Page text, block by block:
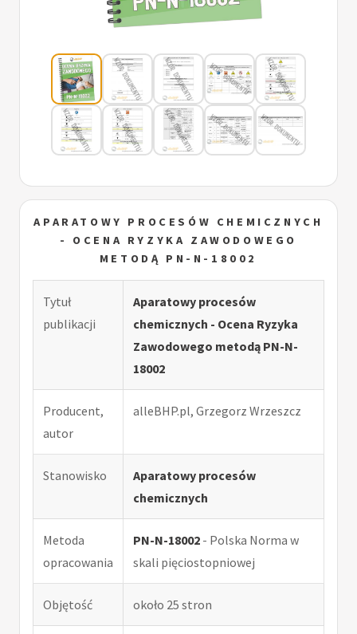
APARATOWY PROCESÓW CHEMICZNYCH
- OCENA RYZYKA ZAWODOWEGO
METODĄ PN-N-18002
Tytuł
publikacji
Aparatowy procesów
chemicznych - Ocena Ryzyka
Zawodowego metodą PN-N-
18002
Producent,
autor
alleBHP.pl, Grzegorz Wrzeszcz
Stanowisko
Aparatowy procesów
chemicznych
Metoda
opracowania
PN-N-18002 - Polska Norma w
skali pięciostopniowej
Objętość około 25 stron